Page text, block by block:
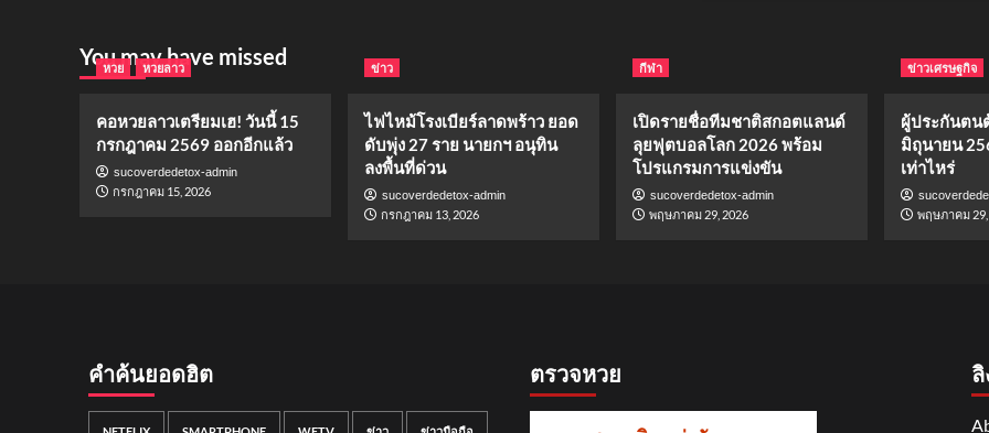
You may have missed
หวย หวยลาว
คอหวยลาวเตรียมเฮ! วันนี้ 15
กรกฎาคม 2569 ออกอีกแล้ว
sucoverdedetox-admin
กรกฎาคม 15, 2026
ข่าว
ไฟไหม้โรงเบียร์ลาดพร้าว ยอด
ดับพุ่ง 27 ราย นายกฯ อนุทิน
ลงพื้นที่ด่วน
sucoverdedetox-admin
กรกฎาคม 13, 2026
กีฬา
เปิดรายชื่อทีมชาติสกอตแลนด์
ลุยฟุตบอลโลก 2026 พร้อม
โปรแกรมการแข่งขัน
sucoverdedetox-admin
พฤษภาคม 29, 2026
ข่าวเศรษฐกิจ
ผู้ประกันตน
มิถุนายน
เท่าไหร่
พฤษภาคม 29,
คำค้นยอดฮิต ตรวจหวย